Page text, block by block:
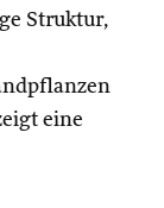
Struktur,
eine